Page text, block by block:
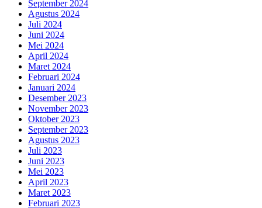
September 2024
Agustus 2024
Juli 2024
Juni 2024
Mei 2024
April 2024
Maret 2024
Februari 2024
Januari 2024
Desember 2023
November 2023
Oktober 2023
September 2023
Agustus 2023
Juli 2023
Juni 2023
Mei 2023
April 2023
Maret 2023
Februari 2023